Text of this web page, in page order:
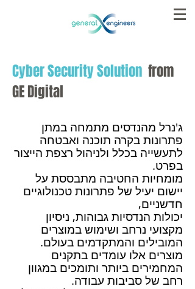
Cyber Security Solution from
GE Digital
ג'נרל מהנדסים מתמחה במתן
פתרונות בקרה תוכנה ואבטחה
לתעשייה בכלל ולניהול רצפת הייצור
בפרט.
מומחיות החטיבה מתבססת על
יישום יעיל של פתרונות טכנולוגיים
חדשניים,
יכולות הנדסיות גבוהות, ניסיון
מקצועי נרחב ושימוש במוצרים
המובילים והמתקדמים בעולם.
מוצרים אלו עומדים בתקנים
המחמירים ביותר ותומכים במגוון
רחב של סביבות עבודה.